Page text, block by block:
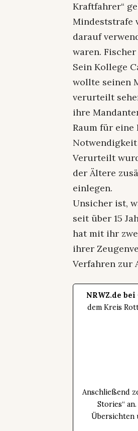
Kraftfahrer“
Mindeststrafe
darauf
waren.
Sein Kollege
wollte seinen
verurteilt
ihre
Raum für eine
Verurteilt
der Ältere
einlegen.
Unsicher ist,
seit über 15
hat mit ihr
ihrer
Verfahren zur
NRWZ.de
dem Kreis
Anschließend
Stories“
Übersichten